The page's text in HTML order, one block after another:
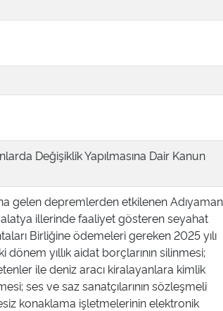
Değişiklik Yapılmasına Dair Kanun
gelen depremlerden etkilenen
illerinde faaliyet gösteren seyahat
Birliğine ödemeleri gereken 2025 yılı
dönem yıllık aidat borçlarının silinmesi;
ile deniz aracı kiralayanlara kimlik
ses ve saz sanatçılarının sözleşmeli
konaklama işletmelerinin elektronik